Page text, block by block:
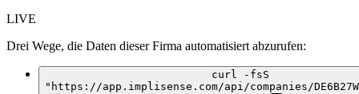
LIVE
Drei Wege, die Daten dieser Firma automatisiert abzurufen:
curl -fsS
"https://app.implisense.com/api/companies/